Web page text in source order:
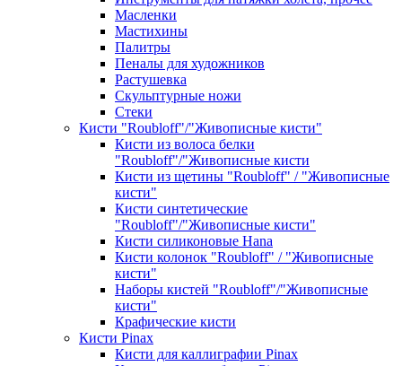
Масленки
Мастихины
Палитры
Пеналы для художников
Растушевка
Скульптурные ножи
Стеки
Кисти "Roubloff"/"Живописные кисти"
Кисти из волоса белки
"Roubloff"/"Живописные кисти
Кисти из щетины "Roubloff" / "Живописные
кисти"
Кисти синтетические
"Roubloff"/"Живописные кисти"
Кисти силиконовые Hana
Кисти колонок "Roubloff" / "Живописные
кисти"
Наборы кистей "Roubloff"/"Живописные
кисти"
Крафические кисти
Кисти Pinax
Кисти для каллиграфии Pinax